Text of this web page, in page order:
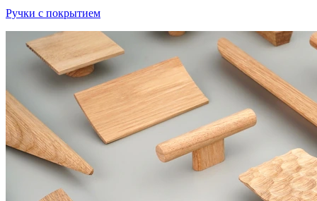
Ручки с покрытием